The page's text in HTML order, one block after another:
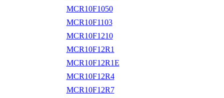
MCR10F1050
MCR10F1103
MCR10F1210
MCR10F12R1
MCR10F12R1E
MCR10F12R4
MCR10F12R7